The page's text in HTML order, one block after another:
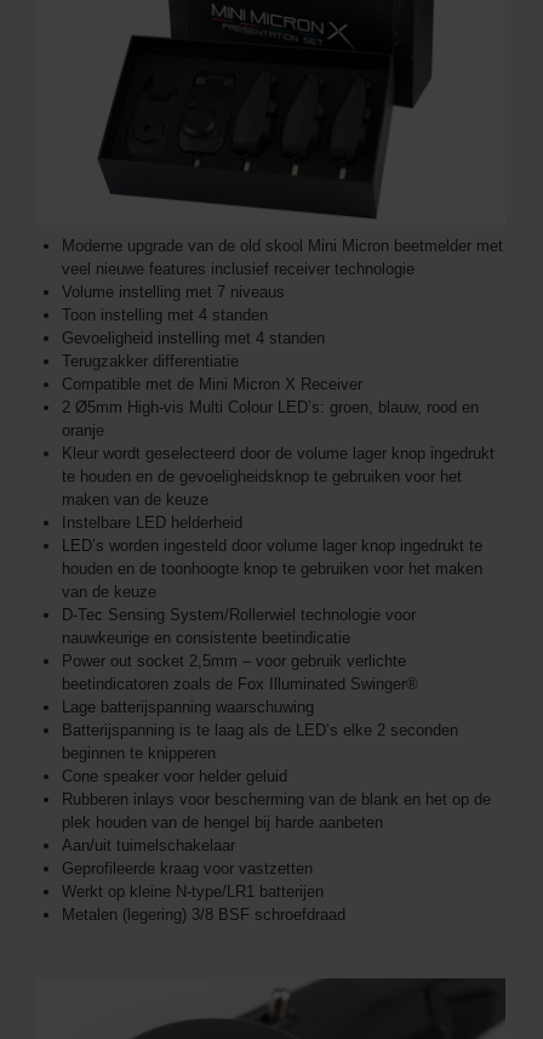
Moderne upgrade van de old skool Mini Micron beetmelder met
veel nieuwe features inclusief receiver technologie
Volume instelling met 7 niveaus
Toon instelling met 4 standen
Gevoeligheid instelling met 4 standen
Terugzakker differentiatie
Compatible met de Mini Micron X Receiver
2 Ø5mm High-vis Multi Colour LED’s: groen, blauw, rood en
oranje
Kleur wordt geselecteerd door de volume lager knop ingedrukt
te houden en de gevoeligheidsknop te gebruiken voor het
maken van de keuze
Instelbare LED helderheid
LED’s worden ingesteld door volume lager knop ingedrukt te
houden en de toonhoogte knop te gebruiken voor het maken
van de keuze
D-Tec Sensing System/Rollerwiel technologie voor
nauwkeurige en consistente beetindicatie
Power out socket 2,5mm – voor gebruik verlichte
beetindicatoren zoals de Fox Illuminated Swinger®
Lage batterijspanning waarschuwing
Batterijspanning is te laag als de LED’s elke 2 seconden
beginnen te knipperen
Cone speaker voor helder geluid
Rubberen inlays voor bescherming van de blank en het op de
plek houden van de hengel bij harde aanbeten
Aan/uit tuimelschakelaar
Geprofileerde kraag voor vastzetten
Werkt op kleine N-type/LR1 batterijen
Metalen (legering) 3/8 BSF schroefdraad